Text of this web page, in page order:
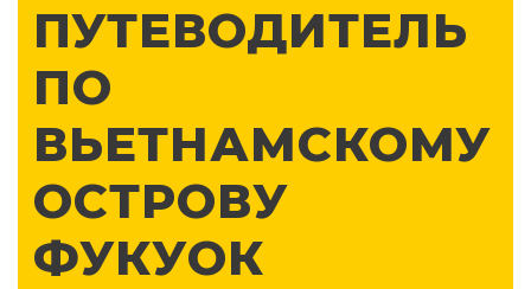
ПУТЕВОДИТЕЛЬ
ПО
ВЬЕТНАМСКОМУ
ОСТРОВУ
ФУКУОК